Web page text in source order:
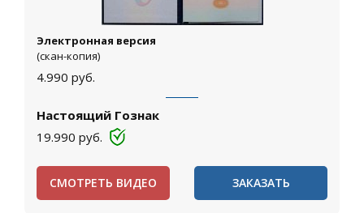
Электронная версия
(скан-копия)
4.990 руб.
Настоящий Гознак
19.990 руб.
СМОТРЕТЬ ВИДЕО ЗАКАЗАТЬ